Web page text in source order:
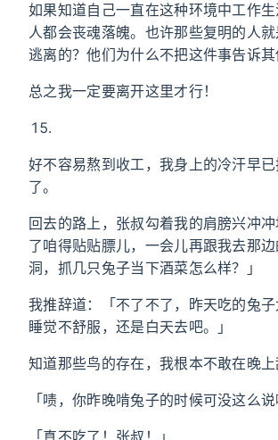
如果知道自己一直在这种环境中工作
人都会丧魂落魄。也许那些复明的人
逃离的？他们为什么不把这件事告诉其
总之我一定要离开这里才行！
好不容易熬到收工，我身上的冷汗早
了。
回去的路上，张叔勾着我的肩膀兴冲
了咱得贴贴膘儿，一会儿再跟我去那
洞，抓几只兔子当下酒菜怎么样？」
我推辞道：「不了不了，昨天吃的兔
睡觉不舒服，还是白天去吧。」
知道那些鸟的存在，我根本不敢在晚上
「啧，你昨晚啃兔子的时候可没这么说
「真不吃了！张叔！」